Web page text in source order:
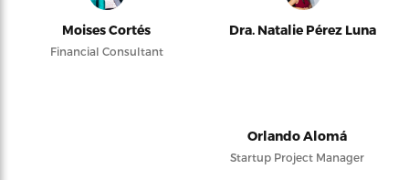
Moises Cortés
Financial Consultant
Dra. Natalie Pérez Luna
Orlando Alomá
Startup Project Manager